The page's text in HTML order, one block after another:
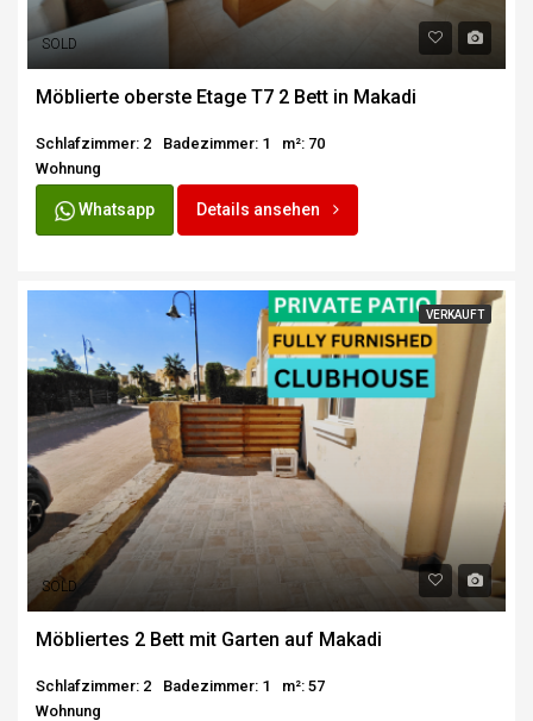
SOLD
Möblierte oberste Etage T7 2 Bett in Makadi
Schlafzimmer: 2 Badezimmer: 1
m²: 70
Wohnung
Whatsapp Details ansehen
VERKAUFT
SOLD
Möbliertes 2 Bett mit Garten auf Makadi
Schlafzimmer: 2 Badezimmer: 1
m²: 57
Wohnung